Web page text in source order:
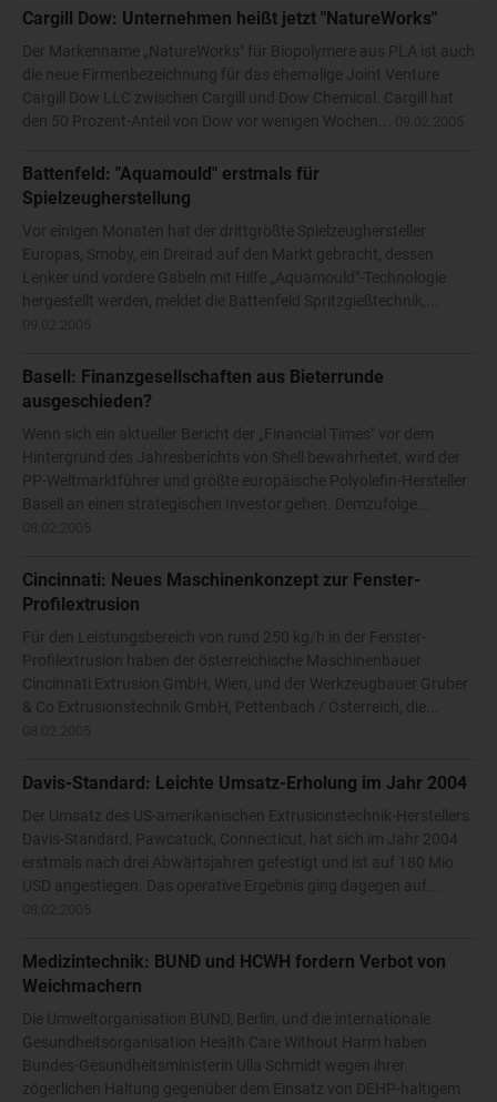
Cargill Dow: Unternehmen heißt jetzt "NatureWorks"
Der Markenname „NatureWorks" für Biopolymere aus PLA ist auch
die neue Firmenbezeichnung für das ehemalige Joint Venture
Cargill Dow LLC zwischen Cargill und Dow Chemical. Cargill hat
den 50 Prozent-Anteil von Dow vor wenigen Wochen...
Battenfeld: "Aquamould" erstmals für
Spielzeugherstellung
Vor einigen Monaten hat der drittgrößte Spielzeughersteller
Europas, Smoby, ein Dreirad auf den Markt gebracht, dessen
Lenker und vordere Gabeln mit Hilfe „Aquamould"-Technologie
hergestellt werden, meldet die Battenfeld Spritzgießtechnik,...
Basell: Finanzgesellschaften aus Bieterrunde
ausgeschieden?
Wenn sich ein aktueller Bericht der „Financial Times" vor dem
Hintergrund des Jahresberichts von Shell bewahrheitet, wird der
PP-Weltmarktführer und größte europäische Polyolefin-Hersteller
Basell an einen strategischen Investor gehen. Demzufolge...
Cincinnati: Neues Maschinenkonzept zur Fenster-
Profilextrusion
Für den Leistungsbereich von rund 250 kg/h in der Fenster-
Profilextrusion haben der österreichische Maschinenbauer
Cincinnati Extrusion GmbH, Wien, und der Werkzeugbauer Gruber
& Co Extrusionstechnik GmbH, Pettenbach / Österreich, die...
Davis-Standard: Leichte Umsatz-Erholung im Jahr 2004
Der Umsatz des US-amerikanischen Extrusionstechnik-Herstellers
Davis-Standard, Pawcatuck, Connecticut, hat sich im Jahr 2004
erstmals nach drei Abwärtsjahren gefestigt und ist auf 180 Mio
USD angestiegen. Das operative Ergebnis ging dagegen auf...
Medizintechnik: BUND und HCWH fordern Verbot von
Weichmachern
Die Umweltorganisation BUND, Berlin, und die internationale
Gesundheitsorganisation Health Care Without Harm haben
Bundes-Gesundheitsministerin Ulla Schmidt wegen ihrer
zögerlichen Haltung gegenüber dem Einsatz von DEHP-haltigem